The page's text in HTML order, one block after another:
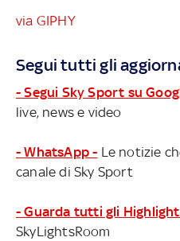
via GIPHY
Segui tutti gli
- Segui Sky Sport su
live, news e video
- WhatsApp - Le notizie
canale di Sky Sport
- Guarda tutti gli
SkyLightsRoom